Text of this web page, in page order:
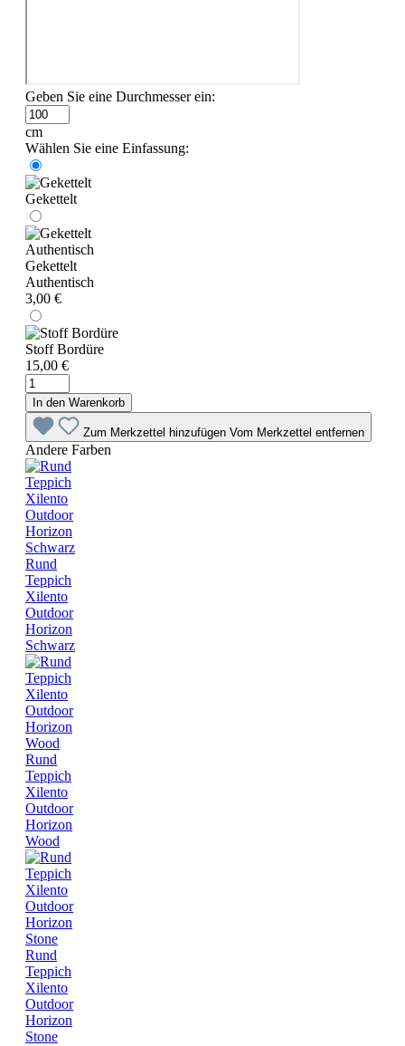
Geben Sie eine Durchmesser ein:
cm
Wählen Sie eine Einfassung:
Gekettelt
Gekettelt
Authentisch
3,00 €
Stoff Bordüre
15,00 €
In den Warenkorb
Zum Merkzettel hinzufügen Vom Merkzettel entfernen
Andere Farben
Rund
Teppich
Xilento
Outdoor
Horizon
Schwarz
Rund
Teppich
Xilento
Outdoor
Horizon
Wood
Rund
Teppich
Xilento
Outdoor
Horizon
Stone